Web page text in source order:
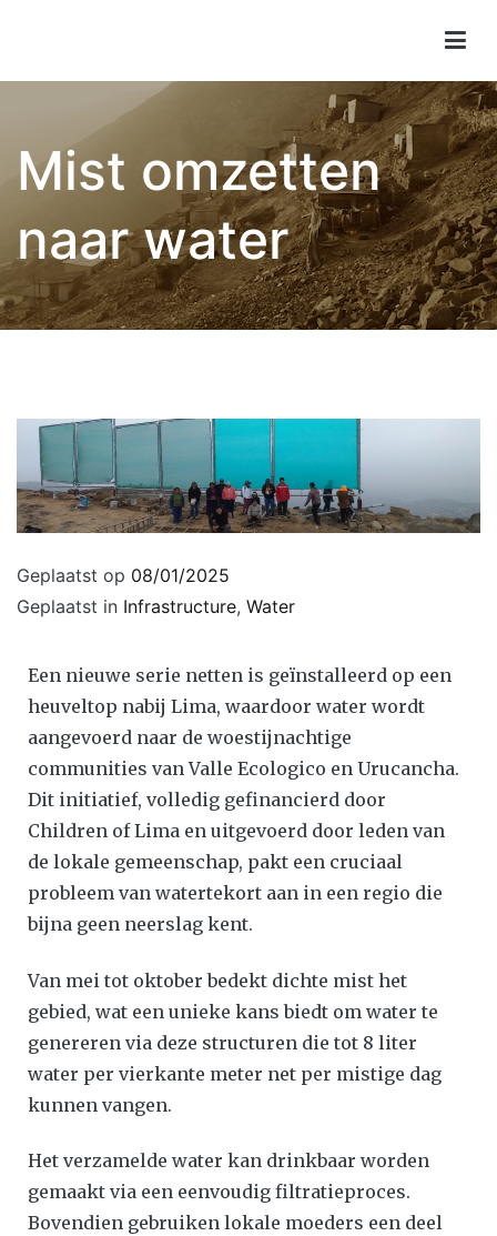
Mist omzetten
naar water
Geplaatst op 08/01/2025
Geplaatst in Infrastructure, Water
Een nieuwe serie netten is geïnstalleerd op een
heuveltop nabij Lima, waardoor water wordt
aangevoerd naar de woestijnachtige
communities van Valle Ecologico en Urucancha.
Dit initiatief, volledig gefinancierd door
Children of Lima en uitgevoerd door leden van
de lokale gemeenschap, pakt een cruciaal
probleem van watertekort aan in een regio die
bijna geen neerslag kent.
Van mei tot oktober bedekt dichte mist het
gebied, wat een unieke kans biedt om water te
genereren via deze structuren die tot 8 liter
water per vierkante meter net per mistige dag
kunnen vangen.
Het verzamelde water kan drinkbaar worden
gemaakt via een eenvoudig filtratieproces.
Bovendien gebruiken lokale moeders een deel